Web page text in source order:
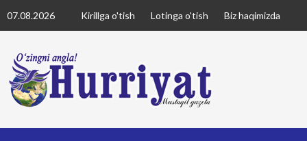
to
07.08.2026 Kirillga o'tish Lotinga o'tish Biz haqimizda